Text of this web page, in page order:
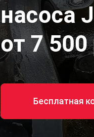
насоса
от 7 500
Бесплатная